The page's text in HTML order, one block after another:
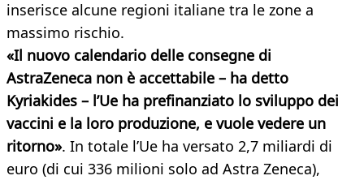
inserisce alcune regioni italiane tra le zone a
massimo rischio.
«Il nuovo calendario delle consegne di
AstraZeneca non è accettabile – ha detto
Kyriakides – l’Ue ha prefinanziato lo sviluppo dei
vaccini e la loro produzione, e vuole vedere un
ritorno». In totale l’Ue ha versato 2,7 miliardi di
euro (di cui 336 milioni solo ad Astra Zeneca),